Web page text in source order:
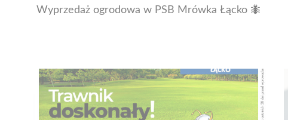
Wyprzedaż ogrodowa w PSB Mrówka Łącko 🐜